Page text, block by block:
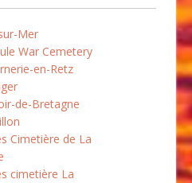
Mer
War Cemetery
en-Retz
de-Bretagne
Cimetière de La
cimetière La